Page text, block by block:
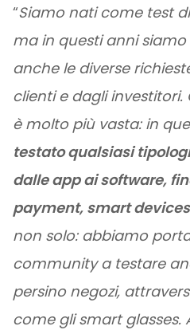
“Siamo nati come test
ma in questi anni
anche le diverse
clienti e dagli
è molto più vasta: in
testato qualsiasi
dalle app ai software,
payment, smart
non solo: abbiamo
community a testare
persino negozi,
come gli smart glasses.